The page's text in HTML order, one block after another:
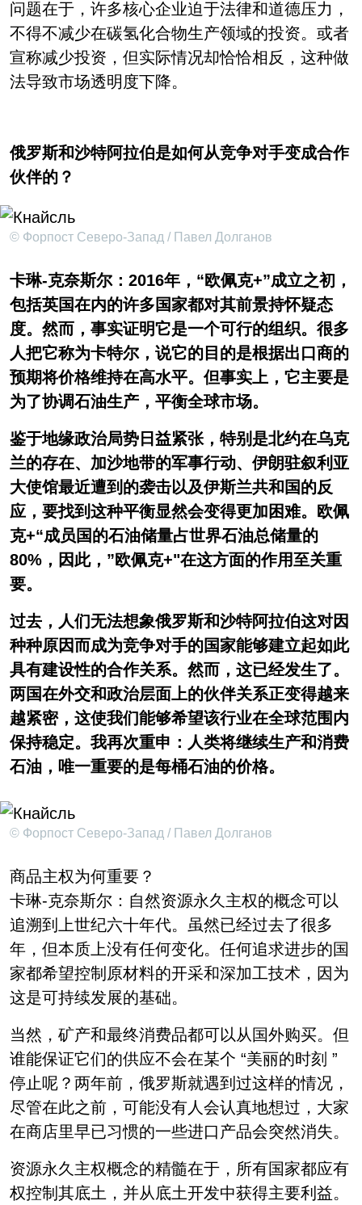
问题在于，许多核心企业迫于法律和道德压力，
不得不减少在碳氢化合物生产领域的投资。或者
宣称减少投资，但实际情况却恰恰相反，这种做
法导致市场透明度下降。
俄罗斯和沙特阿拉伯是如何从竞争对手变成合作
伙伴的？
© Форпост Северо-Запад / Павел Долганов
卡琳-克奈斯尔：2016年，“欧佩克+”成立之初，
包括英国在内的许多国家都对其前景持怀疑态
度。然而，事实证明它是一个可行的组织。很多
人把它称为卡特尔，说它的目的是根据出口商的
预期将价格维持在高水平。但事实上，它主要是
为了协调石油生产，平衡全球市场。
鉴于地缘政治局势日益紧张，特别是北约在乌克
兰的存在、加沙地带的军事行动、伊朗驻叙利亚
大使馆最近遭到的袭击以及伊斯兰共和国的反
应，要找到这种平衡显然会变得更加困难。欧佩
克+“成员国的石油储量占世界石油总储量的
80%，因此，”欧佩克+"在这方面的作用至关重
要。
过去，人们无法想象俄罗斯和沙特阿拉伯这对因
种种原因而成为竞争对手的国家能够建立起如此
具有建设性的合作关系。然而，这已经发生了。
两国在外交和政治层面上的伙伴关系正变得越来
越紧密，这使我们能够希望该行业在全球范围内
保持稳定。我再次重申：人类将继续生产和消费
石油，唯一重要的是每桶石油的价格。
© Форпост Северо-Запад / Павел Долганов
商品主权为何重要？
卡琳-克奈斯尔：自然资源永久主权的概念可以
追溯到上世纪六十年代。虽然已经过去了很多
年，但本质上没有任何变化。任何追求进步的国
家都希望控制原材料的开采和深加工技术，因为
这是可持续发展的基础。
当然，矿产和最终消费品都可以从国外购买。但
谁能保证它们的供应不会在某个 “美丽的时刻 ”
停止呢？两年前，俄罗斯就遇到过这样的情况，
尽管在此之前，可能没有人会认真地想过，大家
在商店里早已习惯的一些进口产品会突然消失。
资源永久主权概念的精髓在于，所有国家都应有
权控制其底土，并从底土开发中获得主要利益。